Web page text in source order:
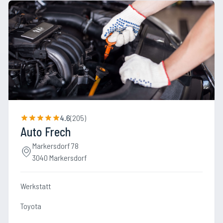
4.6(205)
Auto Frech
Markersdorf 78
3040 Markersdorf
Werkstatt
Toyota